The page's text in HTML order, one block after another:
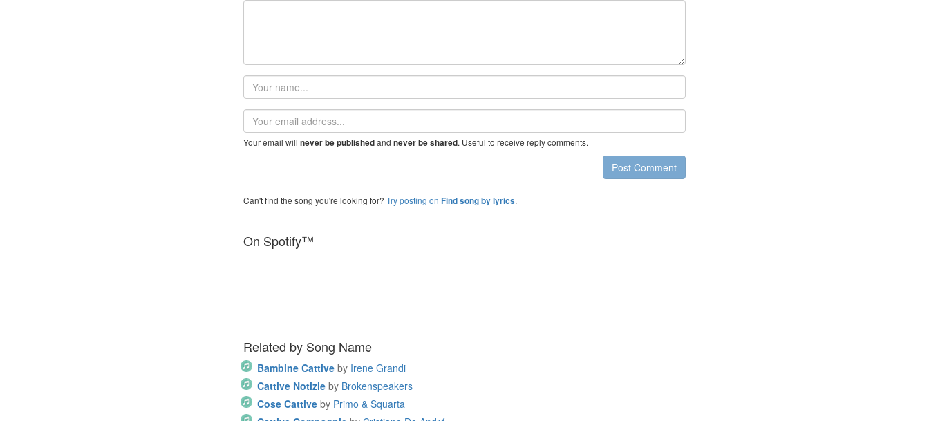
Your
name
Email
address
Your email will never be publishedand never be shared. Useful to receive reply comments.
Post Comment
Can't find the song you're looking for? Try posting on Find song by lyrics.
On Spotify™
Related by Song Name
Bambine Cattive by Irene Grandi
Cattive Notizie by Brokenspeakers
Cose Cattive by Primo & Squarta